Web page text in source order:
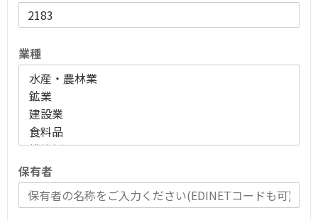
業種
保有者